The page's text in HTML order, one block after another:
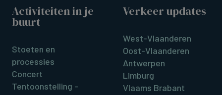
Activiteiten in je
buurt
Stoeten en
processies
Concert
Tentoonstelling -
Verkeer updates
West-Vlaanderen
Oost-Vlaanderen
Antwerpen
Limburg
Vlaams Brabant